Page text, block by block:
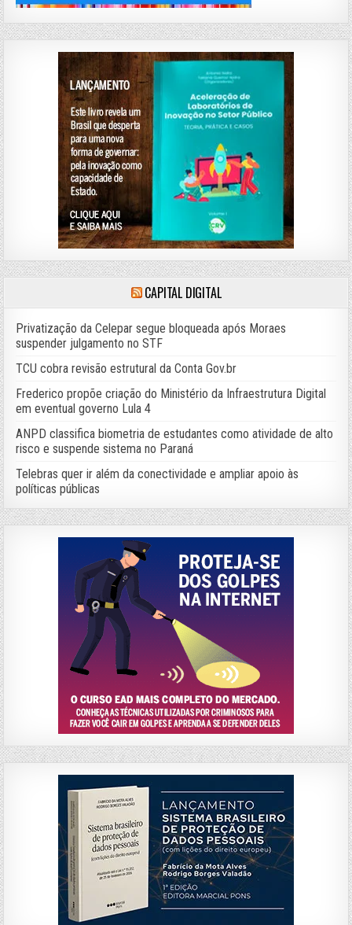
CAPITAL DIGITAL
Privatização da Celepar segue bloqueada após Moraes
suspender julgamento no STF
TCU cobra revisão estrutural da Conta Gov.br
Frederico propõe criação do Ministério da Infraestrutura Digital
em eventual governo Lula 4
ANPD classifica biometria de estudantes como atividade de alto
risco e suspende sistema no Paraná
Telebras quer ir além da conectividade e ampliar apoio às
políticas públicas